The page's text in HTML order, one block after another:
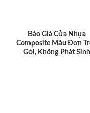
Báo Giá Cửa Nhựa
Composite Màu Đơn
Gói, Không Phát Sinh